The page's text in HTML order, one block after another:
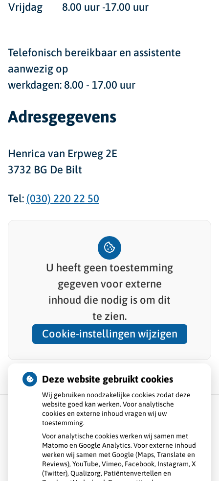
Vrijdag
8.00 uur -17.00 uur
Telefonisch bereikbaar en assistente
aanwezig op
werkdagen: 8.00 - 17.00 uur
Adresgegevens
Henrica van Erpweg 2E
3732 BG De Bilt
Tel: (030) 220 22 50
U heeft geen toestemming
gegeven voor externe
inhoud die nodig is om dit
te zien.
Cookie-instellingen wijzigen
Over ons
Openingstijden
Veelgestelde vragen
Deze website gebruikt cookies
Wij gebruiken noodzakelijke cookies zodat deze
website goed kan werken. Voor analytische
cookies en externe inhoud vragen wij uw
toestemming.
Voor analytische cookies werken wij samen met
Matomo en Google Analytics. Voor externe inhoud
werken wij samen met Google (Maps, Translate en
Reviews), YouTube, Vimeo, Facebook, Instagram, X
(Twitter), Qualizorg, Patiëntenvertellen en